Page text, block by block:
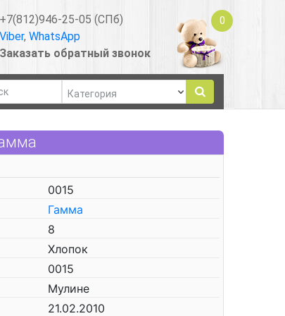
+7(812)946-25-05 (СПб)
Viber, WhatsApp
Заказать обратный звонок
0
0015
Гамма
8
Хлопок
0015
Мулине
21.02.2010